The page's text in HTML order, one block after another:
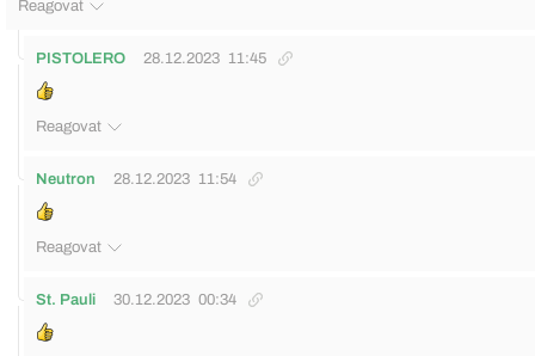
Reagovat
PISTOLERO 28.12.2023 11:45
Reagovat
Neutron 28.12.2023 11:54
Reagovat
St. Pauli 30.12.2023 00:34